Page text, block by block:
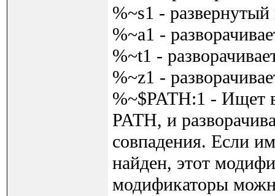
%~s1 - развернутый
%~a1 -
%~t1 -
%~z1 -
%~$PATH:1 - Ищет
PATH, и
совпадения. Если
найден, этот
модификаторы